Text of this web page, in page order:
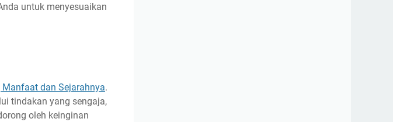
untuk menyesuaikan
Manfaat dan Sejarahnya.
tindakan yang sengaja,
oleh keinginan